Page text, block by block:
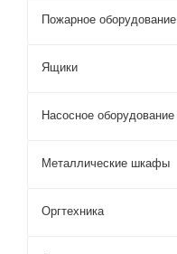
Пожарное оборудование
Ящики
Насосное оборудование
Металлические шкафы
Оргтехника